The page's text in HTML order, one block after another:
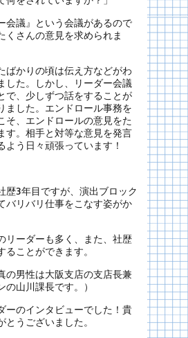
会議』という会議があるので
くさんの意見を求められま
ばかりの頃は伝え方などがわ
した。しかし、リーダー会議
で、少しずつ話をすることが
ました。エンドロール事務を
そ、エンドロールの意見をた
す。相手と対等な意見を発言
よう日々頑張っています！
歴3年目ですが、演出ブロック
バリバリ仕事をこなす姿がか
リーダーも多く、また、社歴
ることができます。
の男性は大阪支店の支店長兼
の山川課長です。）
ーのインタビューでした！貴
とうございました。